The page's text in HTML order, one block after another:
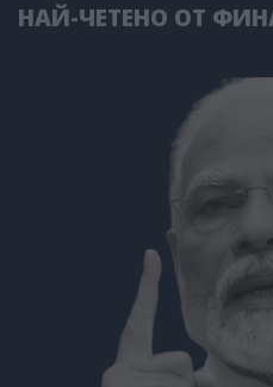
НАЙ-ЧЕТЕНО ОТ